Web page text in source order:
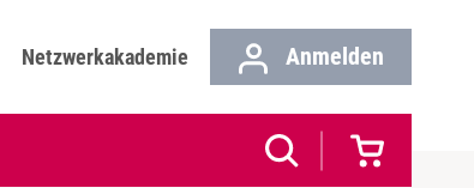
Netzwerkakademie Anmelden